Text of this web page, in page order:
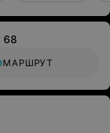
68
МАРШРУТ